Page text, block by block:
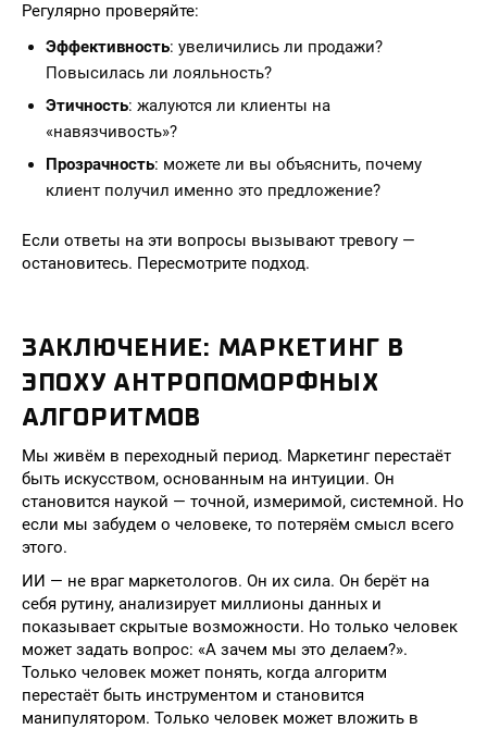
Регулярно проверяйте:
Эффективность: увеличились ли продажи?
Повысилась ли лояльность?
Этичность: жалуются ли клиенты на
«навязчивость»?
Прозрачность: можете ли вы объяснить, почему
клиент получил именно это предложение?
Если ответы на эти вопросы вызывают тревогу —
остановитесь. Пересмотрите подход.
ЗАКЛЮЧЕНИЕ: МАРКЕТИНГ В
ЭПОХУ АНТРОПОМОРФНЫХ
АЛГОРИТМОВ
Мы живём в переходный период. Маркетинг перестаёт
быть искусством, основанным на интуиции. Он
становится наукой — точной, измеримой, системной. Но
если мы забудем о человеке, то потеряём смысл всего
этого.
ИИ — не враг маркетологов. Он их сила. Он берёт на
себя рутину, анализирует миллионы данных и
показывает скрытые возможности. Но только человек
может задать вопрос: «А зачем мы это делаем?».
Только человек может понять, когда алгоритм
перестаёт быть инструментом и становится
манипулятором. Только человек может вложить в